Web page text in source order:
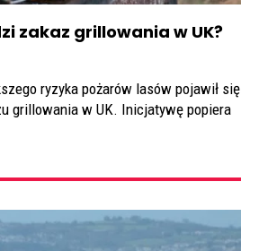
zakaz grillowania w UK?
ryzyka pożarów lasów pojawił się
grillowania w UK. Inicjatywę popiera